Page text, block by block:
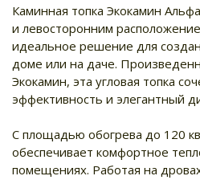
Каминная топка Экокамин
и левосторонним
идеальное решение для
доме или на даче.
Экокамин, эта угловая топка
эффективность и элегантный
С площадью обогрева до 120
обеспечивает комфортное
помещениях. Работая на